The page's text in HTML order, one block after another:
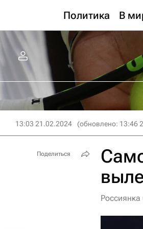
Политика В
13:03 21.02.2024 (обновлено: 13:46
Поделиться